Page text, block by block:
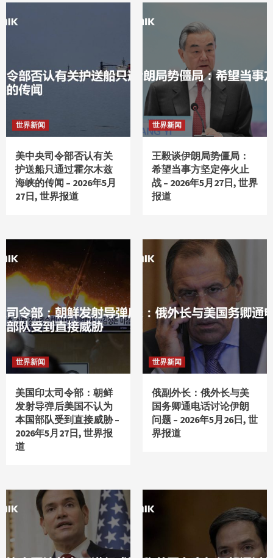
世界新闻
美中央司令部否认有关
护送船只通过霍尔木兹
海峡的传闻 – 2026年5月
27日, 世界报道
世界新闻
王毅谈伊朗局势僵局：
希望当事方坚定停火止
战 – 2026年5月27日, 世界
报道
世界新闻
美国印太司令部：朝鲜
发射导弹后美国不认为
本国部队受到直接威胁 –
2026年5月27日, 世界报
道
世界新闻
俄副外长：俄外长与美
国务卿通电话讨论伊朗
问题 – 2026年5月26日, 世
界报道